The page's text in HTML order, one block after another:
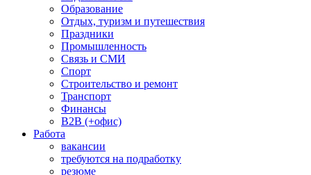
Образование
Отдых, туризм и путешествия
Праздники
Промышленность
Связь и СМИ
Спорт
Строительство и ремонт
Транспорт
Финансы
B2B (+офис)
Работа
вакансии
требуются на подработку
резюме